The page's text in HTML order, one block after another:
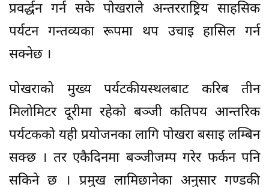
प्रवर्द्धन गर्न सके पोखराले अन्तरराष्ट्रिय साहसिक
पर्यटन गन्तव्यका रूपमा थप उचाइ हासिल गर्न
सक्नेछ ।
पोखराको मुख्य पर्यटकीयस्थलबाट करिब तीन
मिलोमिटर दूरीमा रहेको बञ्जी कतिपय आन्तरिक
पर्यटकको यही प्रयोजनका लागि पोखरा बसाइ लम्बिन
सक्छ । तर एकैदिनमा बञ्जीजम्प गरेर फर्कन पनि
सकिने छ । प्रमुख लामिछानेका अनुसार गण्डकी